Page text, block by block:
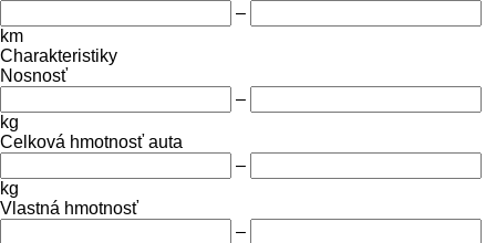
–
km
Charakteristiky
Nosnosť
–
kg
Celková hmotnosť auta
–
kg
Vlastná hmotnosť
–